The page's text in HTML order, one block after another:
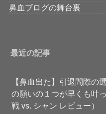
鼻血ブログの舞台裏
最近の記事
【鼻血出た】引退間際の
の願いの１つが早くも叶
戦 vs. シャン レビュー）